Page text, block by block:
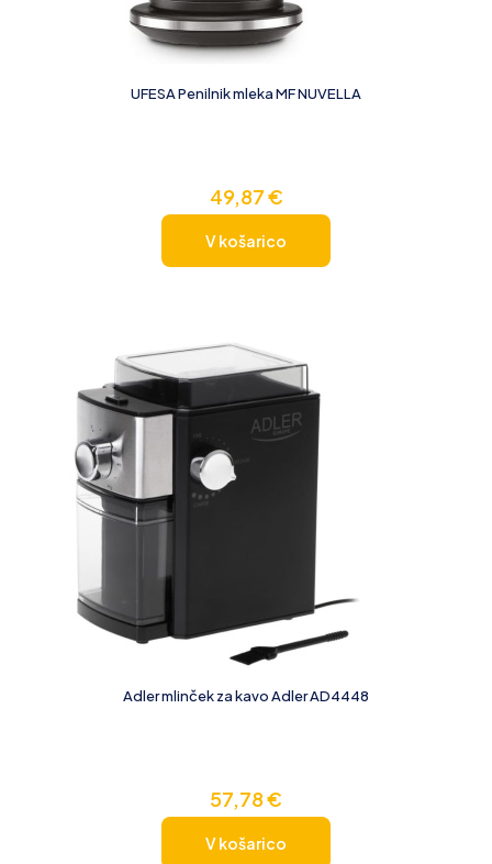
UFESA Penilnik mleka MF NUVELLA
49,87€
V košarico
Adler mlinček za kavo Adler AD4448
57,78€
V košarico